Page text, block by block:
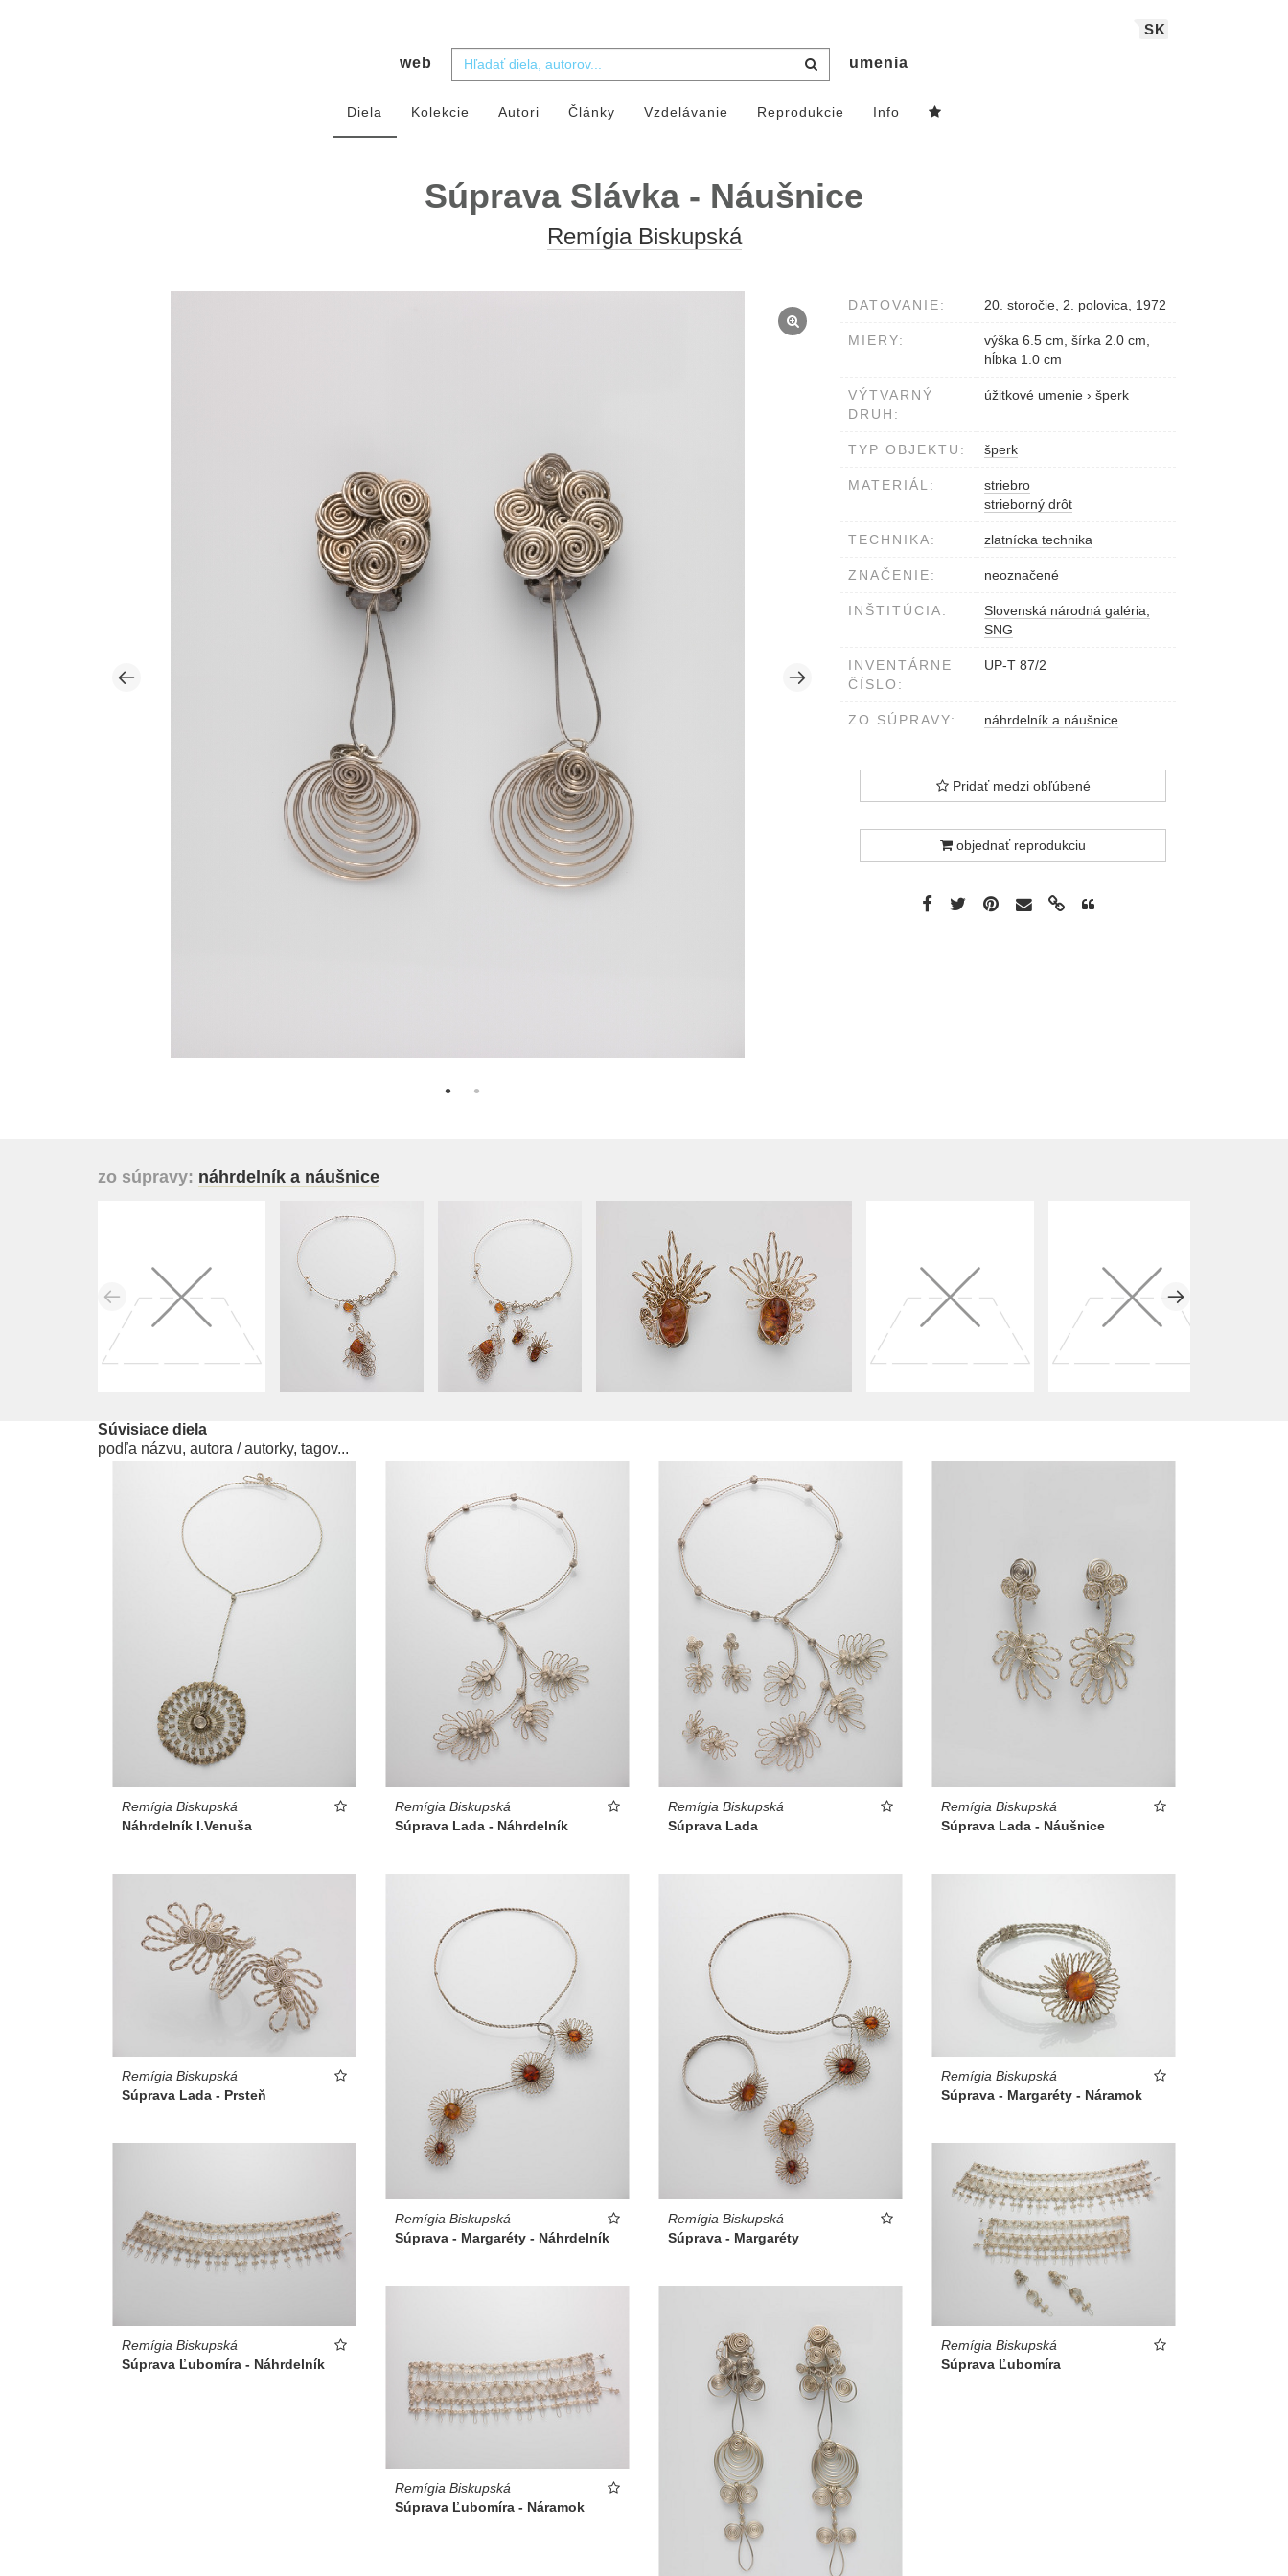
SK
web umenia
Diela Kolekcie Autori Články Vzdelávanie Reprodukcie Info
Súprava Slávka - Náušnice
Remígia Biskupská
DATOVANIE: 20. storočie, 2. polovica, 1972
MIERY:
výška 6.5 cm, šírka 2.0 cm,
hĺbka 1.0 cm
VÝTVARNÝ
DRUH:
úžitkové umenie › šperk
TYP OBJEKTU: šperk
MATERIÁL:
striebro
strieborný drôt
TECHNIKA: zlatnícka technika
ZNAČENIE: neoznačené
INŠTITÚCIA:
Slovenská národná galéria,
SNG
INVENTÁRNE
ČÍSLO:
UP-T 87/2
ZO SÚPRAVY: náhrdelník a náušnice
Pridať medzi obľúbené
objednať reprodukciu
zo súpravy: náhrdelník a náušnice
Súvisiace diela
podľa názvu, autora / autorky, tagov...
Remígia Biskupská
Náhrdelník I.Venuša
Remígia Biskupská
Súprava Lada - Náhrdelník
Remígia Biskupská
Súprava Lada
Remígia Biskupská
Súprava Lada - Náušnice
Remígia Biskupská
Súprava Lada - Prsteň
Remígia Biskupská
Súprava - Margaréty - Náhrdelník
Remígia Biskupská
Súprava - Margaréty
Remígia Biskupská
Súprava - Margaréty - Náramok
Remígia Biskupská
Súprava Ľubomíra - Náhrdelník
Remígia Biskupská
Súprava Ľubomíra
Remígia Biskupská
Súprava Ľubomíra - Náramok